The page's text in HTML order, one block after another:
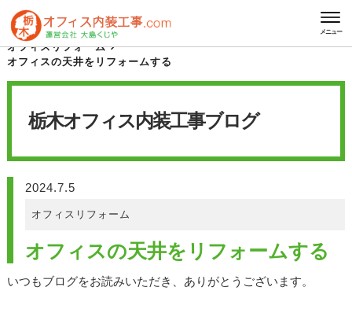
メニュー
HOME
栃木オフィス内装工事 ブログ
オフィスリフォーム
オフィスの天井をリフォームする
栃木オフィス内装工事ブログ
2024.7.5
オフィスリフォーム
オフィスの天井をリフォームする
いつもブログをお読みいただき、ありがとうございます。